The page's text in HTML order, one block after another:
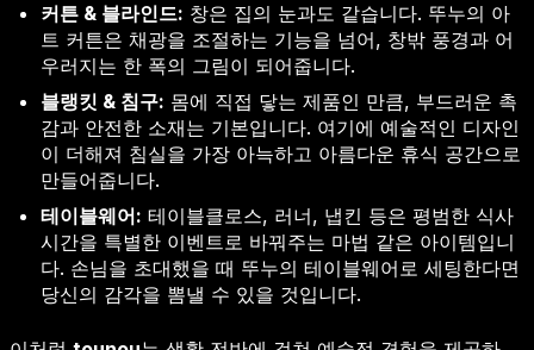
커튼 & 블라인드: 창은 집의 눈과도 같습니다. 뚜누의 아
트 커튼은 채광을 조절하는 기능을 넘어, 창밖 풍경과 어
우러지는 한 폭의 그림이 되어줍니다.
블랭킷 & 침구: 몸에 직접 닿는 제품인 만큼, 부드러운 촉
감과 안전한 소재는 기본입니다. 여기에 예술적인 디자인
이 더해져 침실을 가장 아늑하고 아름다운 휴식 공간으로
만들어줍니다.
테이블웨어: 테이블클로스, 러너, 냅킨 등은 평범한 식사
시간을 특별한 이벤트로 바꿔주는 마법 같은 아이템입니
다. 손님을 초대했을 때 뚜누의 테이블웨어로 세팅한다면
당신의 감각을 뽐낼 수 있을 것입니다.